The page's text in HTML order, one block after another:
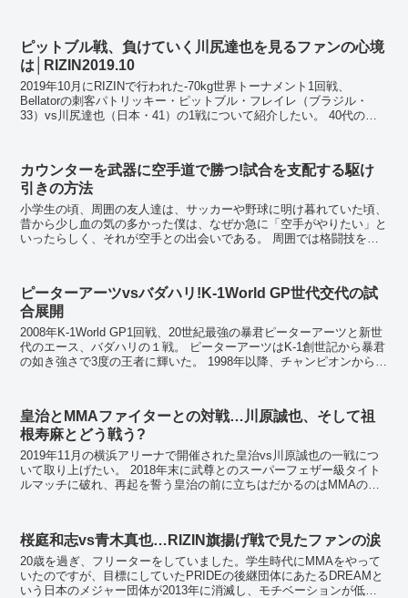
ピットブル戦、負けていく川尻達也を見るファンの心境
は│RIZIN2019.10
2019年10月にRIZINで行われた-70kg世界トーナメント1回戦、
Bellatorの刺客パトリッキー・ピットブル・フレイレ（ブラジル・
33）vs川尻達也（日本・41）の1戦について紹介したい。 40代のフ
カウンターを武器に空手道で勝つ!試合を支配する駆け
引きの方法
小学生の頃、周囲の友人達は、サッカーや野球に明け暮れていた頃、
昔から少し血の気の多かった僕は、なぜか急に「空手がやりたい」と
いったらしく、それが空手との出会いである。 周囲では格闘技をや
ピーターアーツvsバダハリ!K-1World GP世代交代の試
合展開
2008年K-1World GP1回戦、20世紀最強の暴君ピーターアーツと新世
代のエース、バダハリの１戦。 ピーターアーツはK-1創世記から暴君
の如き強さで3度の王者に輝いた。 1998年以降、チャンピオンから遠
皇治とMMAファイターとの対戦…川原誠也、そして祖
根寿麻とどう戦う?
2019年11月の横浜アリーナで開催された皇治vs川原誠也の一戦につ
いて取り上げたい。 2018年末に武尊とのスーパーフェザー級タイト
ルマッチに破れ、再起を誓う皇治の前に立ちはだかるのはMMAのバ
桜庭和志vs青木真也…RIZIN旗揚げ戦で見たファンの涙
20歳を過ぎ、フリーターをしていました。学生時代にMMAをやって
いたのですが、目標にしていたPRIDEの後継団体にあたるDREAMと
いう日本のメジャー団体が2013年に消滅し、モチベーションが低